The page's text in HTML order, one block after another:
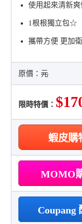
使用起來清新爽
1根根獨立包☆
攜帶方便 更加
原價：元
限時特價：
蝦皮購
MOMO
Coupang